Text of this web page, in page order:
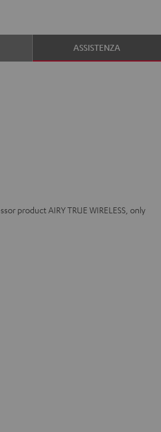
ASSISTENZA
product AIRY TRUE WIRELESS, only